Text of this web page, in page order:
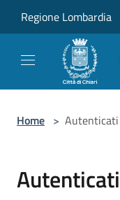
Regione Lombardia
Home > Autenticati
Autenticati